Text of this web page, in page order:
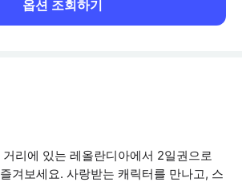
옵션 조회하기
리에 있는 레올란디아에서 2일권으로
겨보세요. 사랑받는 캐릭터를 만나고, 스